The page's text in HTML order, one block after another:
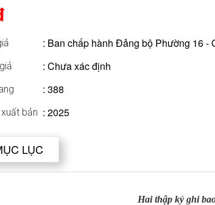
: Ban chấp hành Đảng bộ Phường 16 -
: Chưa xác định
: 388
bản : 2025
LỤC
Hai thập kỷ ghi